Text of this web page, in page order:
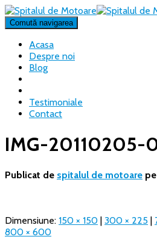
Comută navigarea
Acasa
Despre noi
Blog
Testimoniale
Contact
IMG-20110205-
Publicat de spitalul de motoare pe
Dimensiune: 150 × 150 | 300 × 225 |
800 × 600